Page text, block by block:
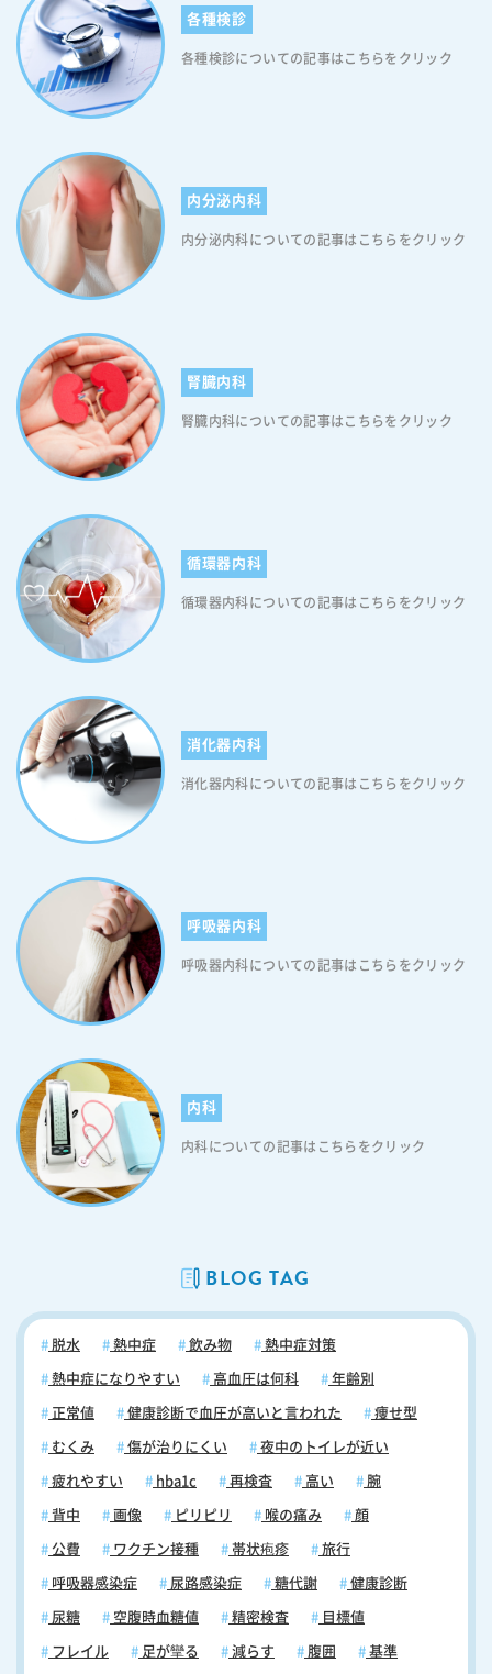
ることもあります。炎症反応の亢進は、インスリンの効果を妨げ、血糖
値の上昇に寄与する可能性があるため、注意が必要です。なお、睡眠障
害は様々な要因が組み合わさることで糖尿病の発症や進行を加速させる
可能性があります。したがって、睡眠の質と量を適切に管理すること
は、糖尿病管理の重要な要素と言えます。 不眠が糖尿病に与える影響
おいても、睡眠不足になると交感神経が刺激され、コルチゾールの分泌
が増えてインスリン抵抗性が高まると報告されています。また、不眠に
より、食欲を抑制するホルモンであるレプチンが減少し、食欲を刺激す
るホルモンであるグレリンが増加するという研究結果もあります。これ
により生じる食欲増進は血糖コントロールに当然不利に働きますので、
これにより生じる食欲増進は血糖コントロールに当然不利に働きますの
で、適切な睡眠を確保することは糖尿病予防や管理において重要な要素
様々な影響を与える可能性があります。まず、高血糖状態が持続する
と、夜間の頻尿や喉の渇きが生じ、眠りを妨げることがあります。ま
た、糖尿病に伴う神経障害（神経症状）は、足のしびれや痛みを引き起
こし、就寝時の快適さや眠りの質に悪影響を及ぼすことがあります。さ
らに、糖尿病患者さんは血糖コントロールのためにインスリンや薬物を
使用することがありますが、これらの治療は低血糖（低血糖症）を引き
起こす可能性があります。低血糖症は夜間に起こることがあり、悪夢や
不眠症に与える影響は、生活の質を低下させるだけでなく、血糖コント
ロールの悪化や合併症のリスクを増加させる可能性があります。そのた
め、糖尿病患者さんは睡眠の問題に真剣に取り組み、適切な治療やライ
フスタイルの改善を検討することが重要です。 糖尿病患者さんに起こ
り得る眠気のメカニズム 糖尿病患者さんは、血糖値を下げる薬や「イン
スリン注射薬」を使って血糖値をコントロールするわけですが、インス
リン注射薬や飲み薬が効きすぎてしまって、必要以上に血糖値が下がっ
が不足してしまい、眠気が起こります。これが、糖尿病患者さんに起こ
り得る眠気のメカニズムになります。なお、日中の強い眠気は、糖尿病
だけでなく、そのほかの病気や「生活習慣」によっても引き起こされま
す。例えば、睡眠時に無呼吸になり睡眠の質が低下する「睡眠時無呼吸
症候群」や突然強い眠気に襲われてしまう「ナルコレプシー」といった
病気です。また、寝る直前までパソコンやスマートフォンをいじってい
たり、そもそも睡眠時間が少ないといった生活習慣なども眠気の原因に
のではなく、眠気に強い悩みがあれば医師にしっかりと相談してくださ
体内時計があり、体温や血圧、ホルモン分泌などを調整しています。し
かし、睡眠障害が起きると体内時計が乱れ、様々な機能に影響が及びま
す。まず、睡眠障害によって体と脳が十分に休まらず、糖分を細胞に取
り込むためのインスリンへの反応が低下します。また、ホルモンバラン
が引き起こされます。一方で、食欲を制御するレプチンというホルモン
は睡眠不足によって分泌が低下し、空腹感が増すため、食事のコントロ
ールが難しくなります。つまり、糖尿病によって睡眠障害が起きると、
血圧や血糖値が上昇し、糖尿病の症状が悪化するという悪循環に陥って
しまうのです。 不眠症と糖尿病の併発リスク 不眠症と糖尿病は密接な
関係があり、互いに影響し合うことが知られています。そのため、糖尿
方、睡眠時間が不足している場合には、耐糖能異常が多いことも報告さ
ます。 不眠症、糖尿病についていつでもご相談ください 糖尿病は自覚
症状のないままに進行し、将来的に心臓病や失明、腎不全など、より重
はなりません。糖尿病の可能性が指摘された方や、日常生活の乱れによ
り「糖尿病の症状かもしれない…」と感じている方は、できるだけ早く
症と糖尿病は密接に関連しており、互いに影響し合うことが知られてい
ます。睡眠障害がある場合、血糖コントロールが難しくなり、糖尿病の
「不眠症」の診療を行っております。糖尿病の症状について悩んでいる
方、あるいは不眠症の症状にお心当たりのある方などいらっしゃいまし
各種検診
各種検診についての記事はこちらをクリック
内分泌内科
内分泌内科についての記事はこちらをクリック
腎臓内科
腎臓内科についての記事はこちらをクリック
循環器内科
循環器内科についての記事はこちらをクリック
消化器内科
消化器内科についての記事はこちらをクリック
呼吸器内科
呼吸器内科についての記事はこちらをクリック
内科
内科についての記事はこちらをクリック
BLOG TAG
脱水 熱中症 飲み物 熱中症対策
熱中症になりやすい 高血圧は何科 年齢別
正常値 健康診断で血圧が高いと言われた 痩せ型
むくみ 傷が治りにくい 夜中のトイレが近い
疲れやすい hba1c 再検査 高い 腕
背中 画像 ピリピリ 喉の痛み 顔
公費 ワクチン接種 帯状疱疹 旅行
呼吸器感染症 尿路感染症 糖代謝 健康診断
尿糖 空腹時血糖値 精密検査 目標値
フレイル 足が攣る 減らす 腹囲 基準